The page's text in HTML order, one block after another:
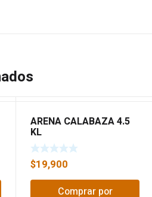
ARENA CALABAZA 4.5
KL
$19,900
Comprar por